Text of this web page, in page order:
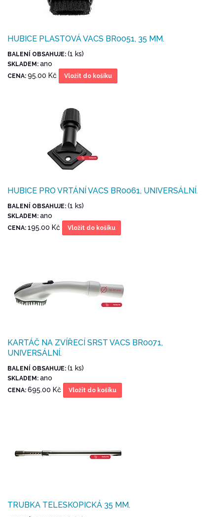
HUBICE PLASTOVÁ VACS BR0051, 35 MM.
BALENÍ OBSAHUJE: (1 ks)
SKLADEM: ano
CENA: 95.00 Kč Vložit do košíku
HUBICE PRO VRTÁNÍ VACS BR0061, UNIVERSÁLNÍ.
BALENÍ OBSAHUJE: (1 ks)
SKLADEM: ano
CENA: 195.00 Kč Vložit do košíku
KARTÁČ NA ZVÍŘECÍ SRST VACS BR0071,
UNIVERSÁLNÍ.
BALENÍ OBSAHUJE: (1 ks)
SKLADEM: ano
CENA: 695.00 Kč Vložit do košíku
TRUBKA TELESKOPICKÁ 35 MM.